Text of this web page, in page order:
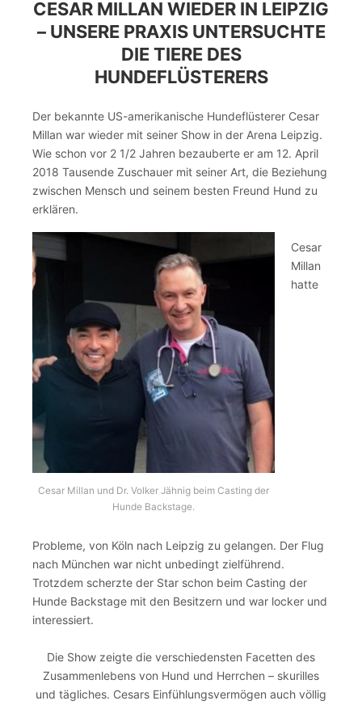
CESAR MILLAN WIEDER IN LEIPZIG
– UNSERE PRAXIS UNTERSUCHTE
DIE TIERE DES
HUNDEFLÜSTERERS
Der bekannte US-amerikanische Hundeflüsterer Cesar
Millan war wieder mit seiner Show in der Arena Leipzig.
Wie schon vor 2 1/2 Jahren bezauberte er am 12. April
2018 Tausende Zuschauer mit seiner Art, die Beziehung
zwischen Mensch und seinem besten Freund Hund zu
erklären.
Cesar Millan und Dr. Volker Jähnig beim Casting der
Hunde Backstage.
Cesar
Millan
hatte
Probleme, von Köln nach Leipzig zu gelangen. Der Flug
nach München war nicht unbedingt zielführend.
Trotzdem scherzte der Star schon beim Casting der
Hunde Backstage mit den Besitzern und war locker und
interessiert.
Die Show zeigte die verschiedensten Facetten des
Zusammenlebens von Hund und Herrchen – skurilles
und tägliches. Cesars Einfühlungsvermögen auch völlig